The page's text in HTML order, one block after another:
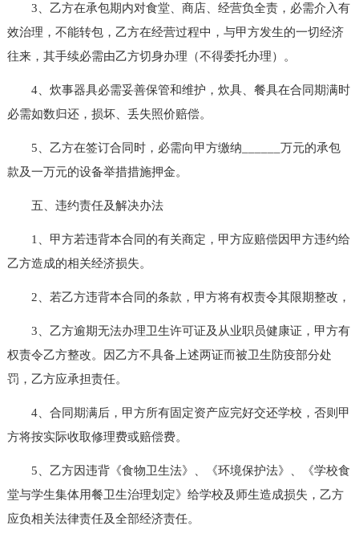
3、乙方在承包期内对食堂、商店、经营负全责，必需介入有
效治理，不能转包，乙方在经营过程中，与甲方发生的一切经济
往来，其手续必需由乙方切身办理（不得委托办理）。
4、炊事器具必需妥善保管和维护，炊具、餐具在合同期满时
必需如数归还，损坏、丢失照价赔偿。
5、乙方在签订合同时，必需向甲方缴纳______万元的承包
款及一万元的设备举措措施押金。
五、违约责任及解决办法
1、甲方若违背本合同的有关商定，甲方应赔偿因甲方违约给
乙方造成的相关经济损失。
2、若乙方违背本合同的条款，甲方将有权责令其限期整改，
3、乙方逾期无法办理卫生许可证及从业职员健康证，甲方有
权责令乙方整改。因乙方不具备上述两证而被卫生防疫部分处
罚，乙方应承担责任。
4、合同期满后，甲方所有固定资产应完好交还学校，否则甲
方将按实际收取修理费或赔偿费。
5、乙方因违背《食物卫生法》、《环境保护法》、《学校食
堂与学生集体用餐卫生治理划定》给学校及师生造成损失，乙方
应负相关法律责任及全部经济责任。